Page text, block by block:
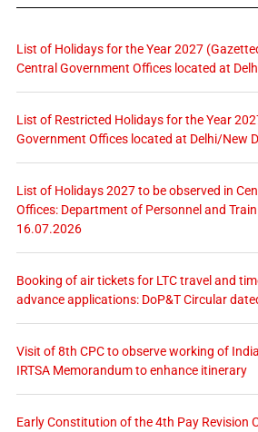
List of Holidays for the Year 2027
Central Government Offices located at
List of Restricted Holidays for the Year
Government Offices located at Delhi/New
List of Holidays 2027 to be observed in
Offices: Department of Personnel and
16.07.2026
Booking of air tickets for LTC travel and
advance applications: DoP&T Circular
Visit of 8th CPC to observe working of
IRTSA Memorandum to enhance itinerary
Early Constitution of the 4th Pay Revision